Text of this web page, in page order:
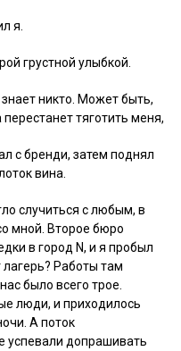
я.
грустной улыбкой.
никто. Может быть,
тяготить меня,
с бренди, затем поднял
вина.
случиться с любым, в
мной. Второе бюро
в город N, и я пробыл
Работы там
было всего трое.
люди, и приходилось
А поток
успевали допрашивать